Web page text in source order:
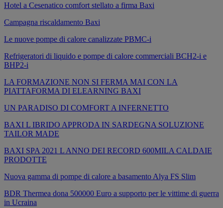
Hotel a Cesenatico comfort stellato a firma Baxi
Campagna riscaldamento Baxi
Le nuove pompe di calore canalizzate PBMC-i
Refrigeratori di liquido e pompe di calore commerciali BCH2-i e
BHP2-i
LA FORMAZIONE NON SI FERMA MAI CON LA
PIATTAFORMA DI ELEARNING BAXI
UN PARADISO DI COMFORT A INFERNETTO
BAXI L IBRIDO APPRODA IN SARDEGNA SOLUZIONE
TAILOR MADE
BAXI SPA 2021 L ANNO DEI RECORD 600MILA CALDAIE
PRODOTTE
Nuova gamma di pompe di calore a basamento Alya FS Slim
BDR Thermea dona 500000 Euro a supporto per le vittime di guerra
in Ucraina